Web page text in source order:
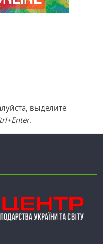
выделите
.